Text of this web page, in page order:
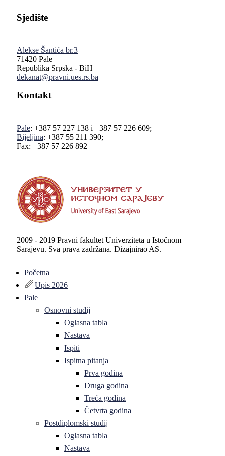
Sjedište
Alekse Šantića br.3
71420 Pale
Republika Srpska - BiH
dekanat@pravni.ues.rs.ba
Kontakt
Pale: +387 57 227 138 i +387 57 226 609;
Bijeljina: +387 55 211 390;
Fax: +387 57 226 892
2009 - 2019 Pravni fakultet Univerziteta u Istočnom
Sarajevu. Sva prava zadržana. Dizajnirao AS.
Početna
Upis 2026
Pale
Osnovni studij
Oglasna tabla
Nastava
Ispiti
Ispitna pitanja
Prva godina
Druga godina
Treća godina
Četvrta godina
Postdiplomski studij
Oglasna tabla
Nastava